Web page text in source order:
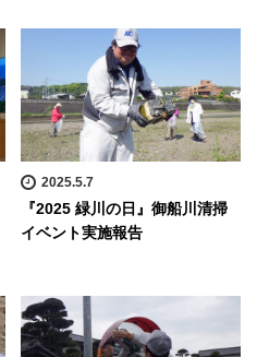
2025.5.7
『2025 緑川の日』御船川清掃
イベント実施報告